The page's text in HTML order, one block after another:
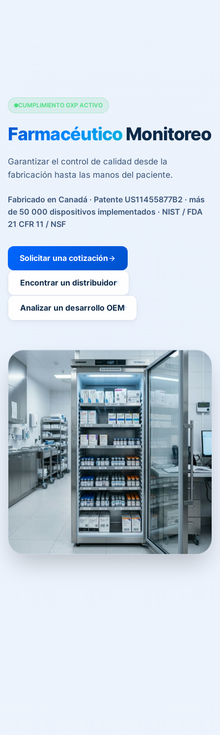
CUMPLIMIENTO GXP ACTIVO
Farmacéutico Monitoreo
Garantizar el control de calidad desde la
fabricación hasta las manos del paciente.
Fabricado en Canadá · Patente US11455877B2 · más
de 50 000 dispositivos implementados · NIST / FDA
21 CFR 11 / NSF
Solicitar una cotización
Encontrar un distribuidor
Analizar un desarrollo OEM